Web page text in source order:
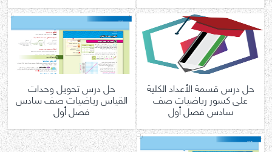
حل درس قسمة الأعداد الكلية
على كسور رياضيات صف
سادس فصل أول
حل درس تحويل وحدات
القياس رياضيات صف سادس
فصل أول